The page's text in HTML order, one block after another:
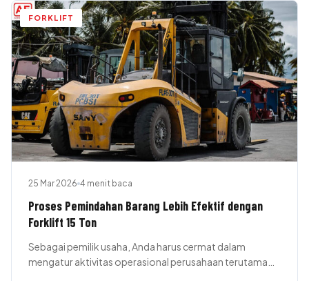
FORKLIFT
25 Mar 2026 4 menit baca
Proses Pemindahan Barang Lebih Efektif dengan
Forklift 15 Ton
Sebagai pemilik usaha, Anda harus cermat dalam
mengatur aktivitas operasional perusahaan terutama